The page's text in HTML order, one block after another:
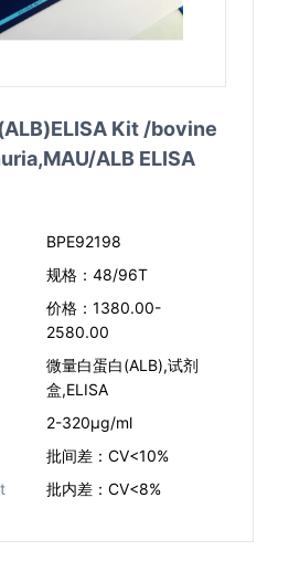
Kit /bovine
ALB ELISA
BPE92198
规格：48/96T
价格：1380.00-
2580.00
微量白蛋白(ALB),试剂
盒,ELISA
2-320μg/ml​
批间差：CV<10%
批内差：CV<8%